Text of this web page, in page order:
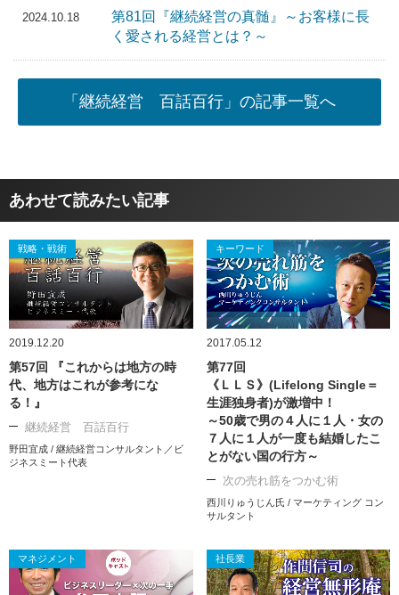
2024.10.18
第81回『継続経営の真髄』～お客様に長
く愛される経営とは？～
「継続経営 百話百行」の記事一覧へ
あわせて読みたい記事
戦略・戦術
2019.12.20
第57回 『これからは地方の時
代、地方はこれが参考にな
る！』
継続経営 百話百行
野田宜成 / 継続経営コンサルタント／ビ
ジネスミート代表
キーワード
2017.05.12
第77回
《ＬＬＳ》(Lifelong Single＝
生涯独身者)が激増中！
～50歳で男の４人に１人・女の
７人に１人が一度も結婚したこ
とがない国の行方～
次の売れ筋をつかむ術
西川りゅうじん氏 / マーケティング コン
サルタント
マネジメント 社長業